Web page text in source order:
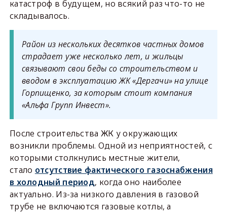
катастроф в будущем, но всякий раз что-то не
складывалось.
Район из нескольких десятков частных домов
страдает уже несколько лет, и жильцы
связывают свои беды со строительством и
вводом в эксплуатацию ЖК «Дергачи» на улице
Горпищенко, за которым стоит компания
«Альфа Групп Инвест».
После строительства ЖК у окружающих
возникли проблемы. Одной из неприятностей, с
которыми столкнулись местные жители,
стало отсутствие фактического газоснабжения
в холодный период, когда оно наиболее
актуально. Из-за низкого давления в газовой
трубе не включаются газовые котлы, а